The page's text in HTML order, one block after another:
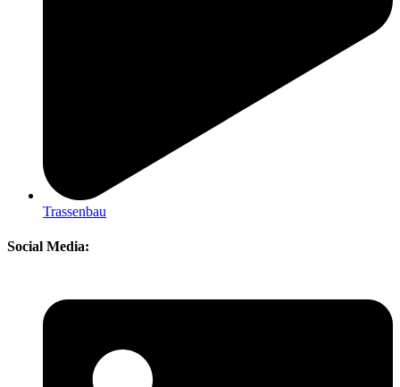
Trassenbau
Social Media: